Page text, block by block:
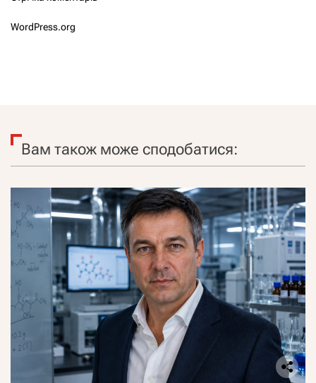
WordPress.org
Вам також може сподобатися: